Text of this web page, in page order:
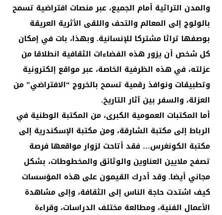
والمدن التراثية أمام الجميع، عبر منصات افتراضية تسمح
بالولوج إلى المعالم والتحف واللقى الأثرية العريقة
بوصفها تراثا مشتركا للإنسانية. وبهذا، بات في إمكان
كل شخص أن يزور هذه الفضاءات الثقافية انطلاقا من
عزلته، في هذه الظرفية الخاصة، عبر مواقع إلكترونية
وتطبيقات ونوافذ رقمية تسمح بالخروج “الافتراضي” من
العزلة، والسفر بين آثار التاريخ.
أما المكتبات العمومية الكبرى، من المكتبة الوطنية في
الرباط إلى مكتبة الشارقة، ومن مكتبة الإسكندرية إلى
مكتبة الكونغرس… فقد أتاحت لزوار مواقعها فرصة
تصفح ملايين العناوين والوثائق والمخطوطات، بشكل
مجاني أيضا. وقد أدرك القيمون على هذه المؤسسات
كيف اشتدت حاجة الناس إلى الثقافة، وإلى مشاهدة
الأعمال الفنية، ومطالعة مختلف الدراسات، وقراءة